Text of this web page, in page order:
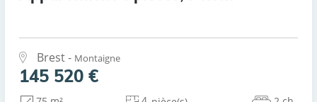
Brest - Montaigne
145 520 €